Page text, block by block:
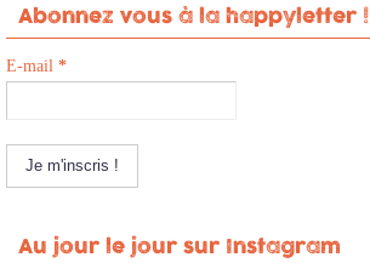
Abonnez vous à la happyletter !
E-mail *
Au jour le jour sur Instagram